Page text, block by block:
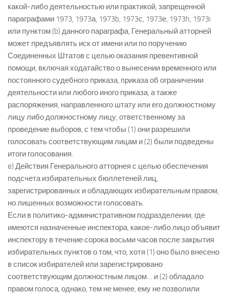
какой-либо деятельностью или практикой, запрещенной
параграфами 1973, 1973а, 1973b, 1973с, 1973е, 1973h, 1973i
или пунктом (b) данного параграфа, Генеральный атторней
может предъявлять иск от имени или по поручению
Соединенных Штатов с целью оказания превентивной
помощи, включая ходатайство о вынесении временного или
постоянного судебного приказа, приказа об ограничении
деятельности или любого иного приказа, а также
распоряжения, направленного штату или его должностному
лицу либо должностному лицу, ответственному за
проведение выборов, с тем чтобы (1) они разрешили
голосовать соответствующим лицам и (2) были подведены
итоги голосования.
e) Действия Генерального атторнея с целью обеспечения
подсчета избирательных бюллетеней лиц,
зарегистрированных и обладающих избирательным правом,
но лишенных возможности голосовать.
Если в политико-административном подразделении, где
имеются назначенные инспектора, какое-либо лицо объявит
инспектору в течение сорока восьми часов после закрытия
избирательных пунктов о том, что, хотя (1) оно было внесено
в список избирателей или зарегистрировано
соответствующим должностным лицом… и (2) обладало
правом голоса, однако, тем не менее, ему не позволили